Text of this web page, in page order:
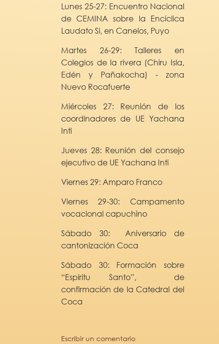
Lunes 25-27: Encuentro Nacional
de CEMINA sobre la Encíclica
Laudato Si, en Canelos, Puyo
Martes 26-29: Talleres en
Colegios de la rivera (Chiru Isla,
Edén y Pañakocha) - zona
Nuevo Rocafuerte
Miércoles 27: Reunión de los
coordinadores de UE Yachana
Inti
Jueves 28: Reunión del consejo
ejecutivo de UE Yachana Inti
Viernes 29: Amparo Franco
Viernes 29-30: Campamento
vocacional capuchino
Sábado 30: Aniversario de
cantonización Coca
Sábado 30: Formación sobre
“Espíritu Santo”, de
confirmación de la Catedral del
Coca
Escribir un comentario